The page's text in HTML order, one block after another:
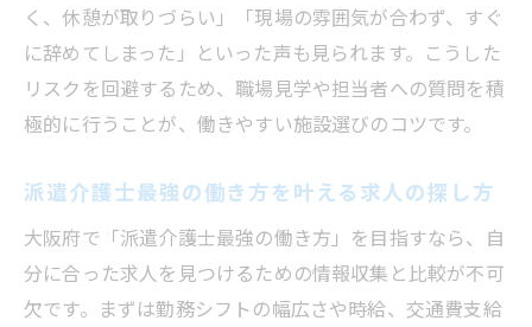
く、休憩が取りづらい」「現場の雰囲気が合わず、すぐ
に辞めてしまった」といった声も見られます。こうした
リスクを回避するため、職場見学や担当者への質問を積
極的に行うことが、働きやすい施設選びのコツです。
派遣介護士最強の働き方を叶える求人の探し方
大阪府で「派遣介護士最強の働き方」を目指すなら、自
分に合った求人を見つけるための情報収集と比較が不可
欠です。まずは勤務シフトの幅広さや時給、交通費支給